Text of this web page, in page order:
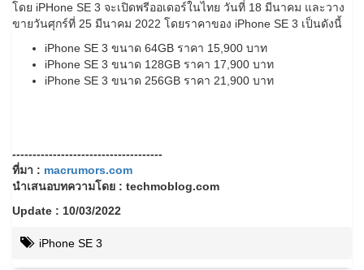
โดย iPHone SE 3 จะเปิดพรีออเดอร์ในไทย วันที่ 18 มีนาคม และวาง
ขายวันศุกร์ที่ 25 มีนาคม 2022 โดยราคาของ iPhone SE 3 เป็นดังนี้
iPhone SE 3 ขนาด 64GB ราคา 15,900 บาท
iPhone SE 3 ขนาด 128GB ราคา 17,900 บาท
iPhone SE 3 ขนาด 256GB ราคา 21,900 บาท
-------------------------------------
ที่มา : macrumors.com
นำเสนอบทความโดย : techmoblog.com
Update : 10/03/2022
iPhone SE 3